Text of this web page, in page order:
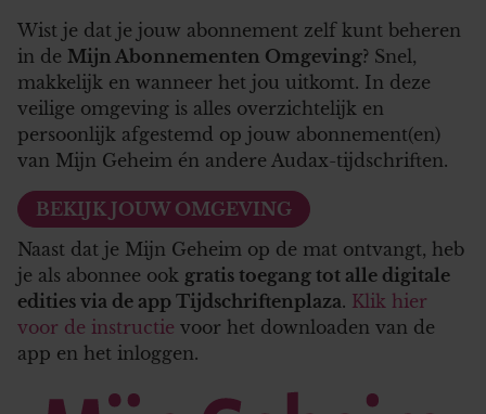
Wist je dat je jouw abonnement zelf kunt beheren
in de Mijn Abonnementen Omgeving? Snel,
makkelijk en wanneer het jou uitkomt. In deze
veilige omgeving is alles overzichtelijk en
persoonlijk afgestemd op jouw abonnement(en)
van Mijn Geheim én andere Audax-tijdschriften.
BEKIJK JOUW OMGEVING
Naast dat je Mijn Geheim op de mat ontvangt, heb
je als abonnee ook gratis toegang tot alle digitale
edities via de app Tijdschriftenplaza. Klik hier
voor de instructie voor het downloaden van de
app en het inloggen.